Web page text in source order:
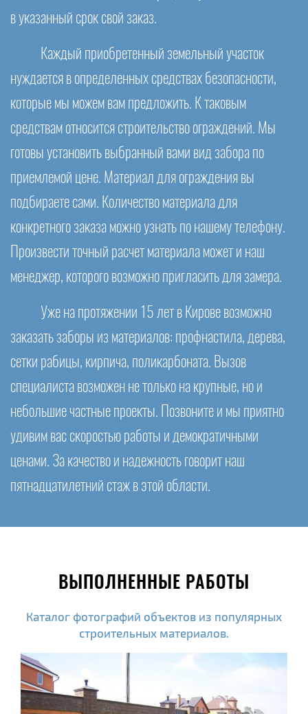
в указанный срок свой заказ.
Каждый приобретенный земельный участок
нуждается в определенных средствах безопасности,
которые мы можем вам предложить. К таковым
средствам относится строительство ограждений. Мы
готовы установить выбранный вами вид забора по
приемлемой цене. Материал для ограждения вы
подбираете сами. Количество материала для
конкретного заказа можно узнать по нашему телефону.
Произвести точный расчет материала может и наш
менеджер, которого возможно пригласить для замера.
Уже на протяжении 15 лет в Кирове возможно
заказать заборы из материалов: профнастила, дерева,
сетки рабицы, кирпича, поликарбоната. Вызов
специалиста возможен не только на крупные, но и
небольшие частные проекты. Позвоните и мы приятно
удивим вас скоростью работы и демократичными
ценами. За качество и надежность говорит наш
пятнадцатилетний стаж в этой области.
ВЫПОЛНЕННЫЕ РАБОТЫ
Каталог фотографий объектов из популярных
строительных материалов.